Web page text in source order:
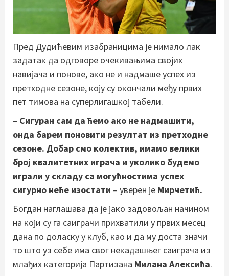
Пред Дудићевим изабраницима је нимало лак
задатак да одговоре очекивањима својих
навијача и понове, ако не и надмаше успех из
претходне сезоне, коју су окончали међу првих
пет тимова на суперлигашкој табели.
– Сигуран сам да ћемо ако не надмашити,
онда барем поновити резултат из претходне
сезоне. Добар смо колектив, имамо велики
број квалитетних играча и уколико будемо
играли у складу са могућностима успех
сигурно неће изостати – уверен је Мирчетић.
Богдан наглашава да је јако задовољан начином
на који су га саиграчи прихватили у првих месец
дана по доласку у клуб, као и да му доста значи
то што уз себе има свог некадашњег саиграча из
млађих категорија Партизана Милана Алексића.